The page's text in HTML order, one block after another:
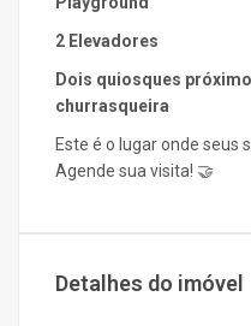
2 Elevadores
Dois quiosques
churrasqueira
Este é o lugar onde seus
Agende sua visita! 🤝
Detalhes do imóvel